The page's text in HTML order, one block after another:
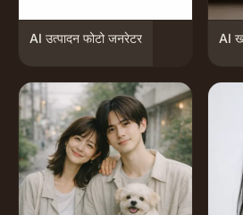
AI उत्पादन फोटो जनरेटर AI